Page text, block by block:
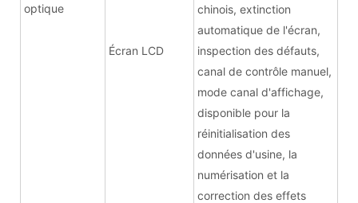
optique
Écran LCD
chinois, extinction
automatique de l'écran,
inspection des défauts,
canal de contrôle manuel,
mode canal d'affichage,
disponible pour la
réinitialisation des
données d'usine, la
numérisation et la
correction des effets